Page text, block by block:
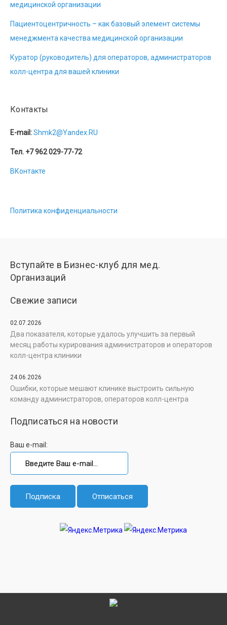
медицинской организации
Пациентоцентричность – как базовый элемент системы
менеджмента качества медицинской организации
Куратор (руководитель) для операторов, администраторов
колл-центра для вашей клиники
Контакты
E-mail:Shmk2@Yandex.RU
Тел. +7 962 029-77-72
ВКонтакте
Политика конфиденциальности
Вступайте в Бизнес-клуб для мед.
Организаций
Свежие записи
02.07.2026
Два показателя, которые удалось улучшить за первый
месяц работы курирования администраторов и операторов
колл-центра клиники
24.06.2026
Ошибки, которые мешают клинике выстроить сильную
команду администраторов, операторов колл-центра
Подписаться на новости
Ваш e-mail: